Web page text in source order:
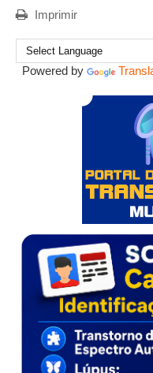
Imprimir
Powered by